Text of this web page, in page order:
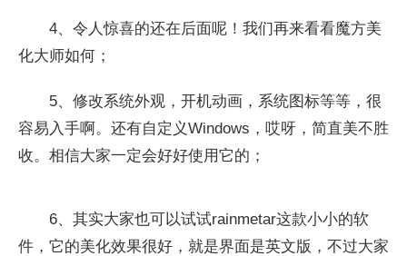
4、令人惊喜的还在后面呢！我们再来看看魔方美
化大师如何；
5、修改系统外观，开机动画，系统图标等等，很
容易入手啊。还有自定义Windows，哎呀，简直美不胜
收。相信大家一定会好好使用它的；
6、其实大家也可以试试rainmetar这款小小的软
件，它的美化效果很好，就是界面是英文版，不过大家